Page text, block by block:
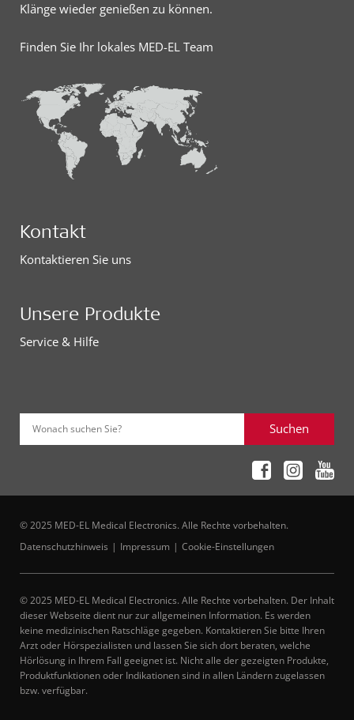
Klänge wieder genießen zu können.
Finden Sie Ihr lokales MED-EL Team
Kontakt
Kontaktieren Sie uns
Unsere Produkte
Service & Hilfe
Wonach suchen Sie? Suchen
© 2025 MED-EL Medical Electronics. Alle Rechte vorbehalten.
Datenschutzhinweis
Impressum Cookie-Einstellungen
© 2025 MED-EL Medical Electronics. Alle Rechte vorbehalten. Der Inhalt
dieser Webseite dient nur zur allgemeinen Information. Es werden
keine medizinischen Ratschläge gegeben. Kontaktieren Sie bitte Ihren
Arzt oder Hörspezialisten und lassen Sie sich dort beraten, welche
Hörlösung in Ihrem Fall geeignet ist. Nicht alle der gezeigten Produkte,
Produktfunktionen oder Indikationen sind in allen Ländern zugelassen
bzw. verfügbar.